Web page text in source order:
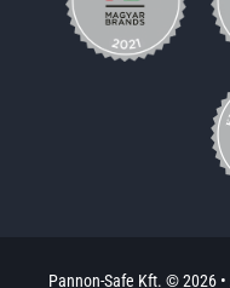
Pannon-Safe Kft. © 2026 •